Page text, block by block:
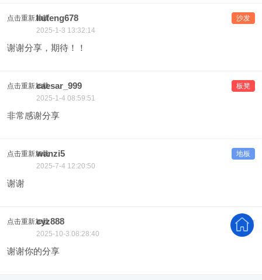
点击重新加载 沙发
liufeng678
2025-1-3 13:32:14
谢谢分享，期待！！
点击重新加载 板凳
caesar_999
2025-1-4 08:59:51
非常感谢分享
点击重新加载 地板
wanzi5
2025-7-4 12:20:50
谢谢
点击重新加载 5 #
cyz888
2025-10-3 08:28:40
谢谢你的分享